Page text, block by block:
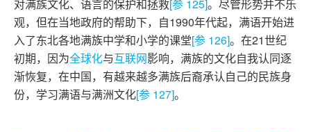
对满族文化、语言的保护和拯救[参 125]。尽管形势并不乐
观，但在当地政府的帮助下，自1990年代起，满语开始进
入了东北各地满族中学和小学的课堂[参 126]。在21世纪
初期，因为全球化与互联网影响，满族的文化自我认同逐
渐恢复，在中国，有越来越多满族后裔承认自己的民族身
份，学习满语与满洲文化[参 127]。